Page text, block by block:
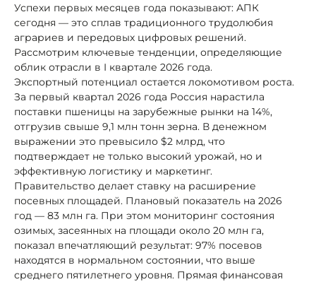
Успехи первых месяцев года показывают: АПК
сегодня — это сплав традиционного трудолюбия
аграриев и передовых цифровых решений.
Рассмотрим ключевые тенденции, определяющие
облик отрасли в I квартале 2026 года.
Экспортный потенциал остается локомотивом роста.
За первый квартал 2026 года Россия нарастила
поставки пшеницы на зарубежные рынки на 14%,
отгрузив свыше 9,1 млн тонн зерна. В денежном
выражении это превысило $2 млрд, что
подтверждает не только высокий урожай, но и
эффективную логистику и маркетинг.
Правительство делает ставку на расширение
посевных площадей. Плановый показатель на 2026
год — 83 млн га. При этом мониторинг состояния
озимых, засеянных на площади около 20 млн га,
показал впечатляющий результат: 97% посевов
находятся в нормальном состоянии, что выше
среднего пятилетнего уровня. Прямая финансовая